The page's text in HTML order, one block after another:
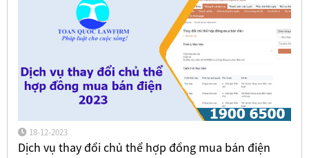
18-12-2023
Dịch vụ thay đổi chủ thể hợp đồng mua bán điện